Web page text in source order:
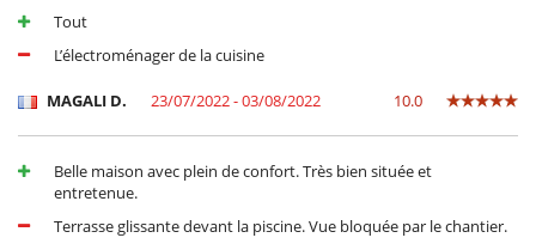
Tout
L’électroménager de la cuisine
MAGALI D. 23/07/2022 - 03/08/2022 10.0
Belle maison avec plein de confort. Très bien située et
entretenue.
Terrasse glissante devant la piscine. Vue bloquée par le chantier.